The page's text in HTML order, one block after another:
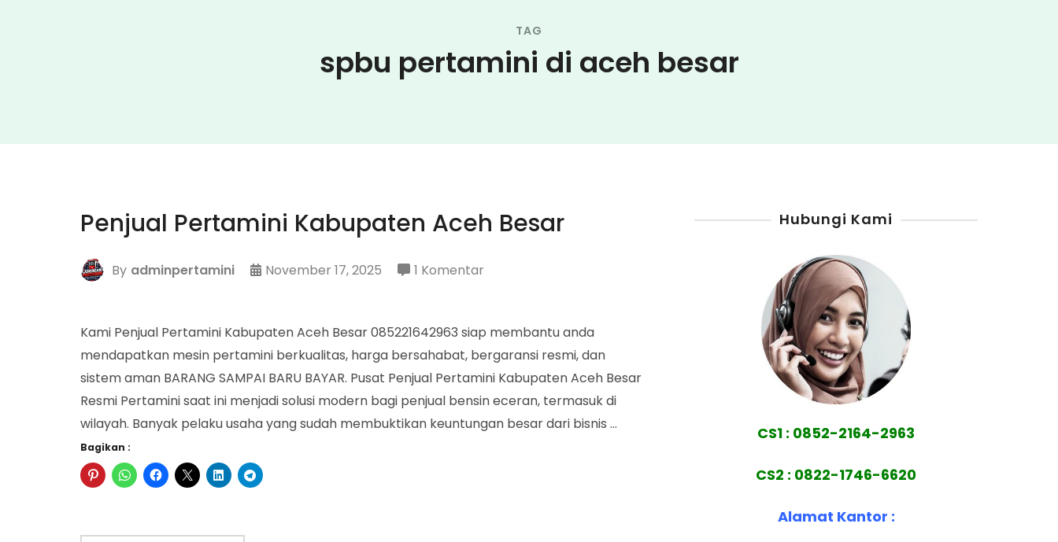
TAG
spbu pertamini di aceh besar
Penjual Pertamini Kabupaten Aceh Besar
By adminpertamini November 17, 2025 1 Komentarpada
Kabupaten
Aceh
Besar
Kami Penjual Pertamini Kabupaten Aceh Besar 085221642963 siap membantu anda
mendapatkan mesin pertamini berkualitas, harga bersahabat, bergaransi resmi, dan
sistem aman BARANG SAMPAI BARU BAYAR. Pusat Penjual Pertamini Kabupaten Aceh Besar
Resmi Pertamini saat ini menjadi solusi modern bagi penjual bensin eceran, termasuk di
wilayah. Banyak pelaku usaha yang sudah membuktikan keuntungan besar dari bisnis …
Bagikan :
Hubungi Kami
CS1 : 0852-2164-2963
CS2 : 0822-1746-6620
Alamat Kantor :